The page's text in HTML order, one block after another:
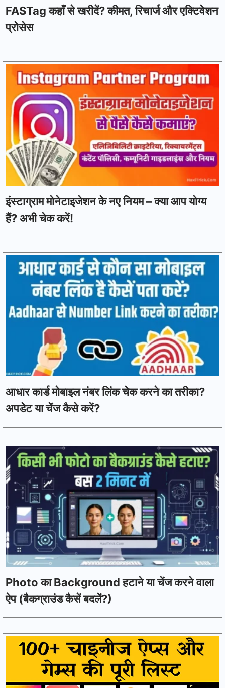
FASTag कहाँ से खरीदें? कीमत, रिचार्ज और एक्टिवेशन
प्रोसेस
इंस्टाग्राम मोनेटाइजेशन के नए नियम – क्या आप योग्य
हैं? अभी चेक करें!
आधार कार्ड मोबाइल नंबर लिंक चेक करने का तरीका?
अपडेट या चेंज कैसे करें?
Photo का Background हटाने या चेंज करने वाला
ऐप (बैकग्राउंड कैसें बदलें?)